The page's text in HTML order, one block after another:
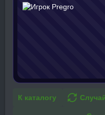
К каталогу